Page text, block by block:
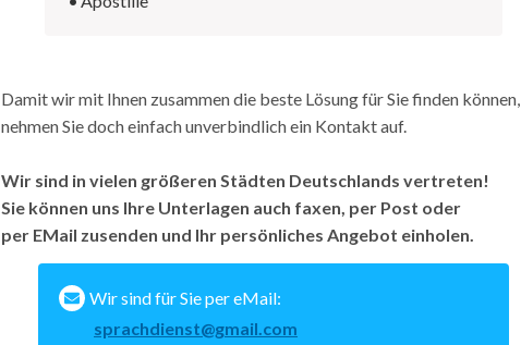
Damit wir mit Ihnen zusammen die beste Lösung für Sie finden können,
nehmen Sie doch einfach unverbindlich ein Kontakt auf.
Wir sind in vielen größeren Städten Deutschlands vertreten!
Sie können uns Ihre Unterlagen auch faxen, per Post oder
per EMail zusenden und Ihr persönliches Angebot einholen.
Wir sind für Sie per eMail:
sprachdienst@gmail.com